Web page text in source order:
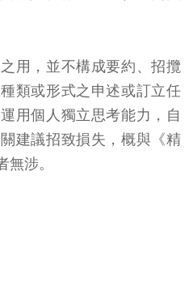
用，並不構成要約、招攬
類或形式之申述或訂立任
用個人獨立思考能力，自
建議招致損失，概與《精
涉。